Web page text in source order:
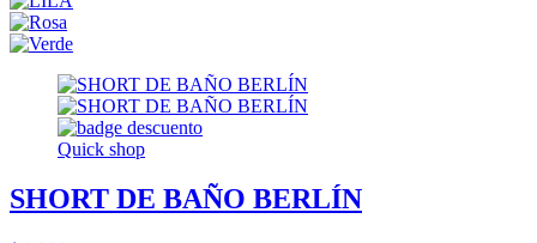
Quick shop
SHORT DE BAÑO BERLÍN